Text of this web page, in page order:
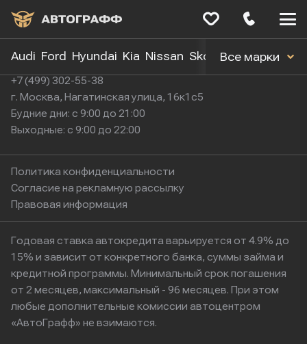
Audi Ford Hyundai Kia Nissan Skoda Toyota
Все марки
+7 (499) 302-55-38
г. Москва, Нагатинская улица, 16к1с5
Будние дни: с 9:00 до 21:00
Выходные: с 9:00 до 22:00
Политика конфиденциальности
Согласие на рекламную рассылку
Правовая информация
Годовая ставка автокредита варьируется от 4.9% до
15% и зависит от конкретного банка, суммы займа и
кредитной программы. Минимальный срок погашения
от 2 месяцев, максимальный - 96 месяцев. При этом
любые дополнительные комиссии автоцентром
«АвтоГрафф» не взимаются.